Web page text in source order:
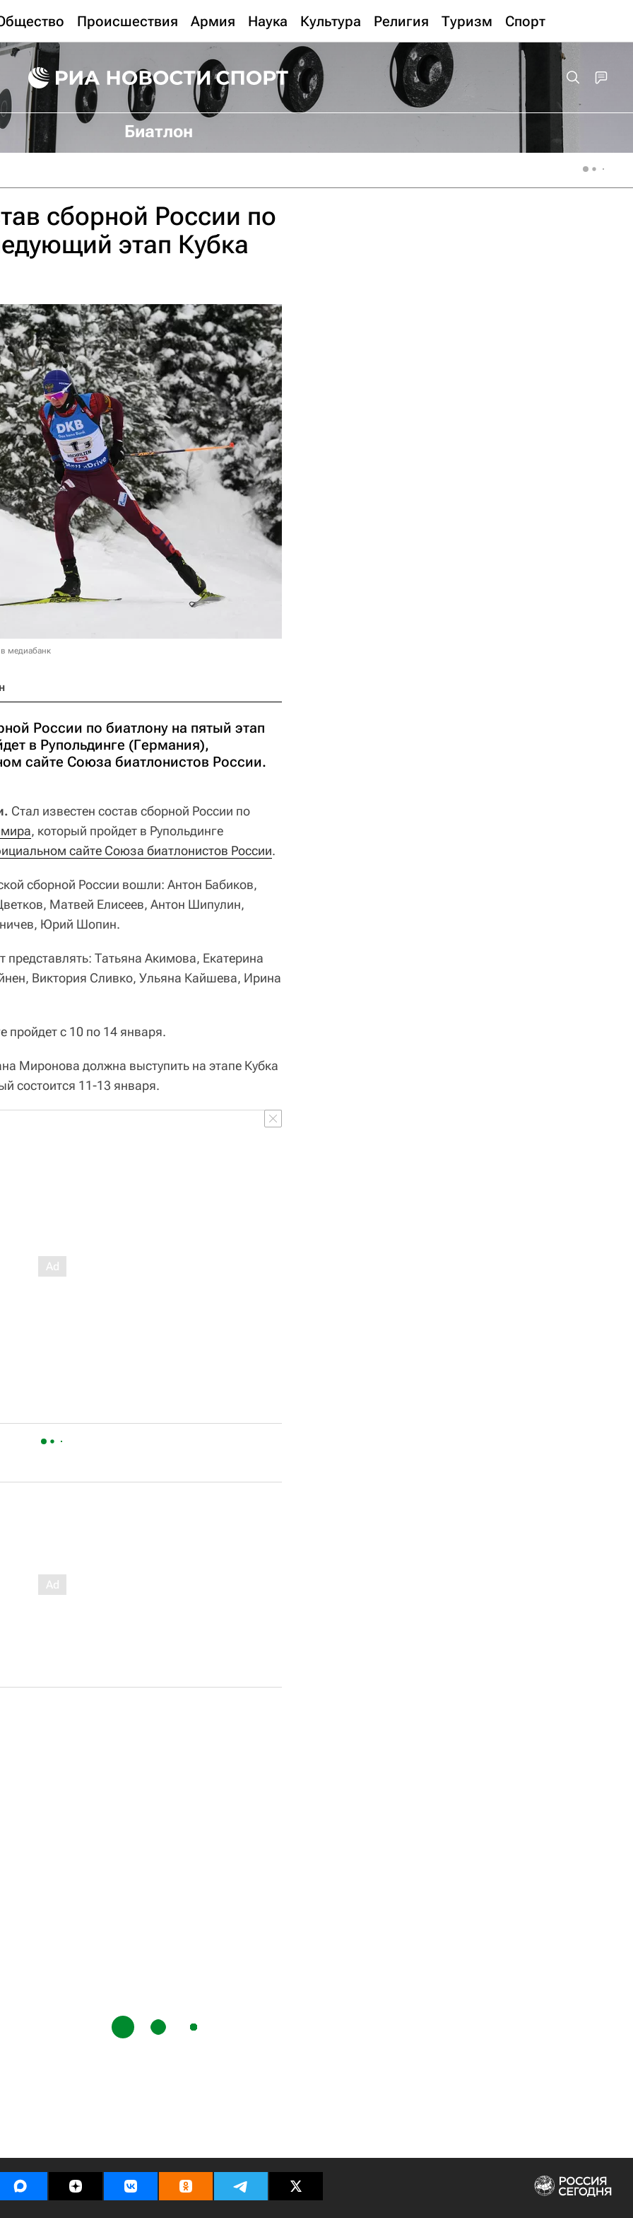
Происшествия Армия Наука Культура Религия Туризм Спорт
Биатлон
сборной России по
этап Кубка
медиабанк
России по биатлону на пятый этап
в Рупольдинге (Германия),
сайте Союза биатлонистов России.
Стал известен состав сборной России по
, который пройдет в Рупольдинге
сайте Союза биатлонистов России.
сборной России вошли: Антон Бабиков,
Матвей Елисеев, Антон Шипулин,
Юрий Шопин.
представлять: Татьяна Акимова, Екатерина
Виктория Сливко, Ульяна Кайшева, Ирина
пройдет с 10 по 14 января.
Миронова должна выступить на этапе Кубка
состоится 11-13 января.